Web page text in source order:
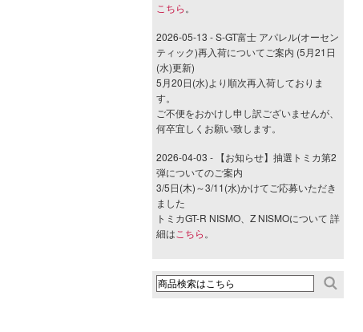
こちら 。
2026-05-13 - S-GT富士 アパレル(オーセン
ティック)再入荷についてご案内 (5月21日
(水)更新)
5月20日(水)より順次再入荷しておりま
す。
ご不便をおかけし申し訳ございませんが、
何卒宜しくお願い致します。
2026-04-03 - 【お知らせ】抽選トミカ第2
弾についてのご案内
3/5日(木)～3/11(水)かけてご応募いただき
ました
トミカGT-R NISMO、Z NISMOについて 詳
細は こちら 。